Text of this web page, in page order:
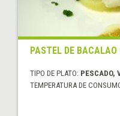
PASTEL DE BACALAO
TIPO DE PLATO: PESCADO,
TEMPERATURA DE